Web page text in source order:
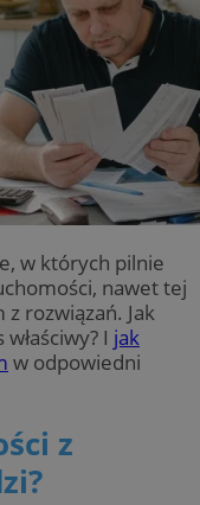
w których pilnie
nawet tej
rozwiązań. Jak
I jak
w odpowiedni
z